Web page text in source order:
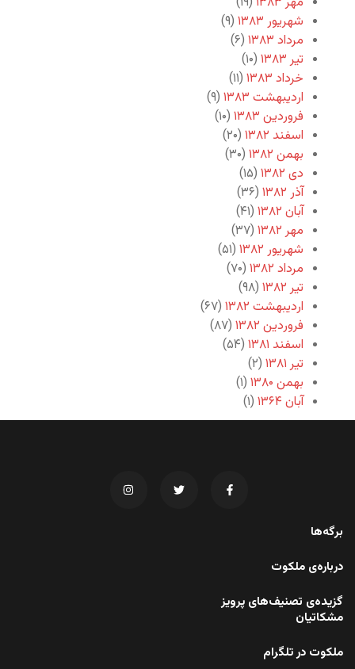
شهریور ۱۳۸۳
(۹)
مرداد ۱۳۸۳
(۶)
تیر ۱۳۸۳
(۱۰)
خرداد ۱۳۸۳
(۱۱)
اردیبهشت ۱۳۸۳
(۹)
فروردین ۱۳۸۳
(۱۰)
اسفند ۱۳۸۲
(۲۰)
بهمن ۱۳۸۲
(۳۰)
دی ۱۳۸۲
(۱۵)
آذر ۱۳۸۲
(۳۶)
آبان ۱۳۸۲
(۴۱)
مهر ۱۳۸۲
(۳۷)
شهریور ۱۳۸۲
(۵۱)
مرداد ۱۳۸۲
(۷۰)
تیر ۱۳۸۲
(۹۸)
اردیبهشت ۱۳۸۲
(۶۷)
فروردین ۱۳۸۲
(۸۷)
اسفند ۱۳۸۱
(۵۴)
تیر ۱۳۸۱
(۲)
بهمن ۱۳۸۰
(۱)
آبان ۱۳۶۴
(۱)
برگه‌ها
درباره‌ی ملکوت
گزیده‌ی تصنیف‌های پرویز
مشکاتیان
ملکوت در تلگرام